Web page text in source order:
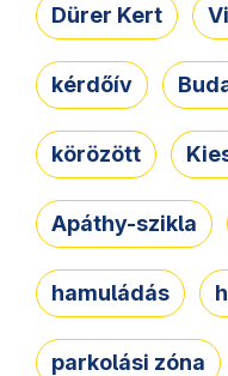
Dürer Kert
kérdőív
körözött
Apáthy-szikla
hamuládás
parkolási zóna